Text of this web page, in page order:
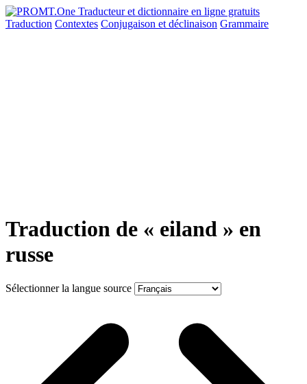
Traduction Contextes Conjugaison et déclinaison Grammaire
Traduction de « eiland » en
russe
Sélectionner la langue source